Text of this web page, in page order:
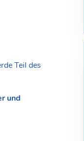
Teil des
und